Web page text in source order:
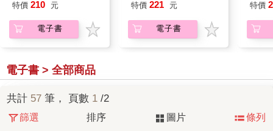
特價 210 元
電子書
後盾！
特價 221 元
電子書
特價
電子書 > 全部商品
共計 57 筆， 頁數 1 /2
篩選 排序 圖片 條列